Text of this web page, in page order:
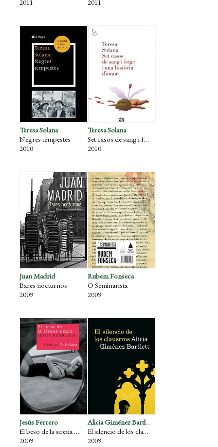
2011 2011
Teresa Solana
Negres tempestes
2010
Teresa Solana
Set casos de sang i fetge i una història d’amor
2010
Juan Madrid
Bares nocturnos
2009
Rubem Fonseca
O Seminarista
2009
Jesús Ferrero
El beso de la sirena negra
2009
Alicia Giménez Bartlett
El silencio de los claustros
2009